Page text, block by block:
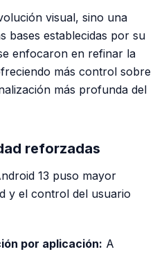
visual, sino una
bases establecidas por su
enfocaron en refinar la
más control sobre
más profunda del
reforzadas
13 puso mayor
y el control del usuario
por aplicación: A